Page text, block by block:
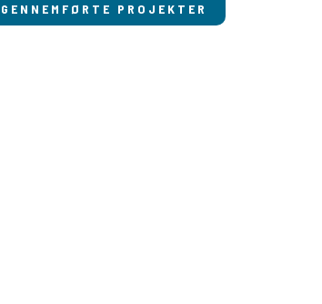
GENNEMFØRTE PROJEKTER